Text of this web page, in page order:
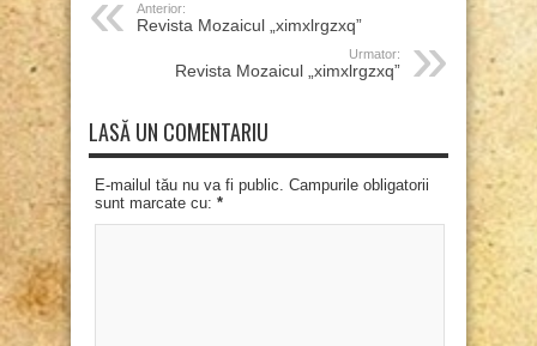
Anterior:
Revista Mozaicul „ximxlrgzxq”
Urmator:
Revista Mozaicul „ximxlrgzxq”
LASĂ UN COMENTARIU
E-mailul tău nu va fi public. Campurile obligatorii
sunt marcate cu: *